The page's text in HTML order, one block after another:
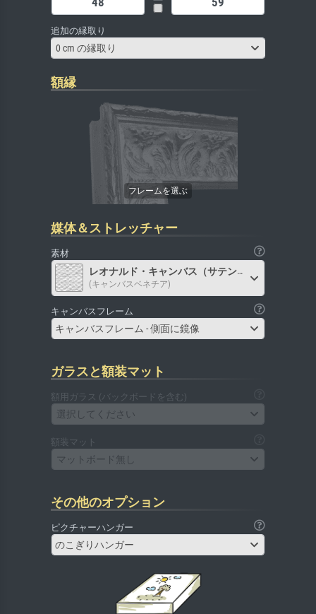
追加の縁取り
0 cm の縁取り
額縁
媒体＆ストレッチャー
素材
レオナルド・キャンバス（サテン）
(キャンバスベネチア)
キャンバスフレーム
キャンバスフレーム - 側面に鏡像
ガラスと額装マット
額用ガラス (バックボードを含む)
選択してください
額装マット
マットボード無し
その他のオプション
ピクチャーハンガー
のこぎりハンガー